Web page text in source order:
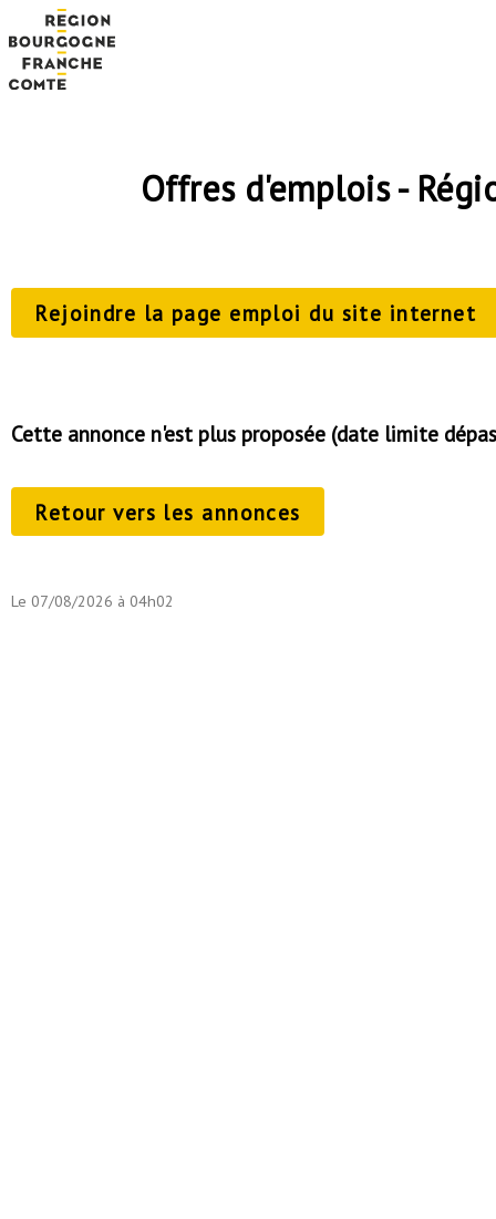
Offres d'emplois -
Rejoindre la page emploi du site internet
Cette annonce n'est plus proposée (date limite
Retour vers les annonces
Le 07/08/2026 à 04h02